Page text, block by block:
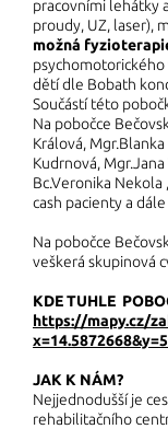
pracovními lehátky
proudy, UZ, laser),
možná
dětí dle Bobath
Součástí této
Na pobočce
Králová,
Kudrnová,
Bc.Veronika Nekola
cash pacienty a
Na pobočce
veškerá skupinová
KDE TUHLE
https://mapy.cz/
JAK K NÁM?
Nejjednodušší je
rehabilitačního